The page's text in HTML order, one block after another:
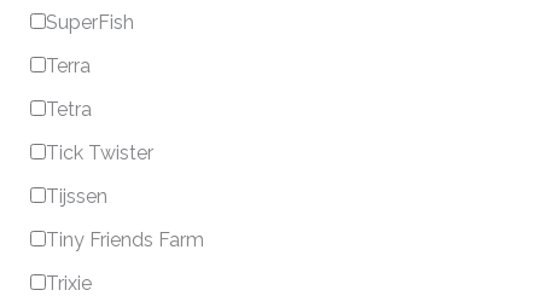
SuperFish
Terra
Tetra
Tick Twister
Tijssen
Tiny Friends Farm
Trixie